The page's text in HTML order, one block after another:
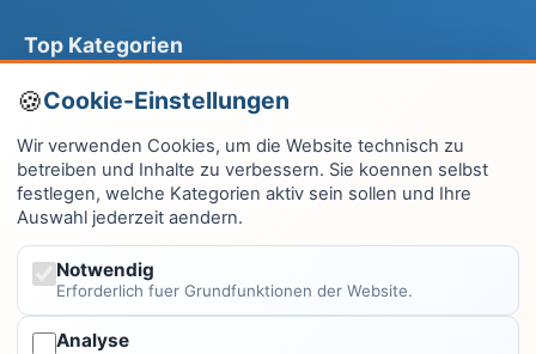
Top Kategorien
Computer & EDV
Haus & Garten
Fitness & Gesundheit
Wissen & Lernen
Finanzen
Cookie-Einstellungen
Wir verwenden Cookies, um die Website technisch zu
betreiben und Inhalte zu verbessern. Sie koennen selbst
festlegen, welche Kategorien aktiv sein sollen und Ihre
Auswahl jederzeit aendern.
Notwendig
Erforderlich fuer Grundfunktionen der Website.
Analyse